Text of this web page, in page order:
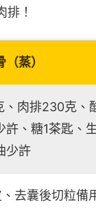
排！
蒸）
肉排230克、
許、糖1茶匙、
少許
去囊後切粒備